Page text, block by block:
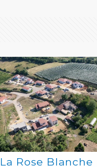
La Rose Blanche